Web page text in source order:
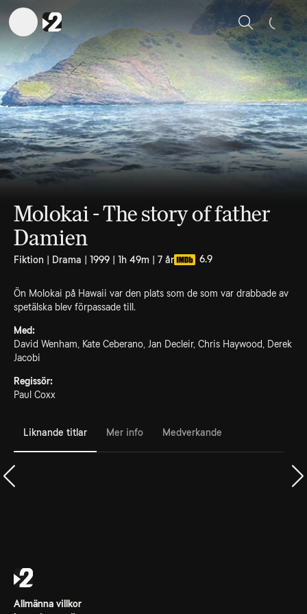
Sök
Molokai - The story of father
Damien
Fiktion | Drama | 1999 | 1h 49m | 7 år 6.9
Ön Molokai på Hawaii var den plats som de som var drabbade av
spetälska blev förpassade till.
Med:
David Wenham, Kate Ceberano, Jan Decleir, Chris Haywood, Derek
Jacobi
Regissör:
Paul Coxx
Liknande titlar Mer info Medverkande
Allmänna villkor